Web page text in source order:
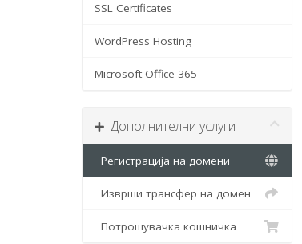
SSL Certificates
WordPress Hosting
Microsoft Office 365
Дополнителни услуги
Регистрација на домени
Изврши трансфер на домен
Потрошувачка кошничка